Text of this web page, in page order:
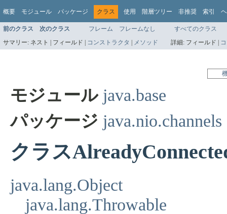
概要 モジュール パッケージ クラス 使用 階層ツリー 非推奨 索引
前のクラス 次のクラス フレーム フレームなし
すべてのクラス
サマリー: ネスト | フィールド | コンストラクタ | メソッド 詳細: フィールド |
モジュール java.base
パッケージ java.nio.channels
クラス
java.lang.Object
java.lang.Throwable